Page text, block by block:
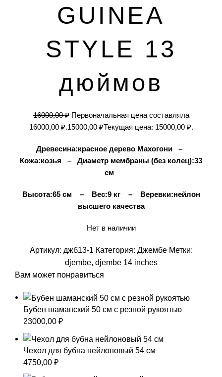
GUINEA
STYLE 13
дюймов
16000,00₽ Первоначальная цена составляла
16000,00 ₽.15000,00 ₽Текущая цена: 15000,00 ₽.
Древесина:красное дерево Махогони –
Кожа:козья – Диаметр мембраны (без колец):33
см
Высота:65 см – Вес:9 кг – Веревки:нейлон
высшего качества
Нет в наличии
Артикул: джб13-1 Категория: Джембе Метки:
djembe, djembe 14 inches
Вам может понравиться
Бубен шаманский 50 см с резной рукоятью
23000,00 ₽
Чехол для бубна нейлоновый 54 см
4750,00 ₽